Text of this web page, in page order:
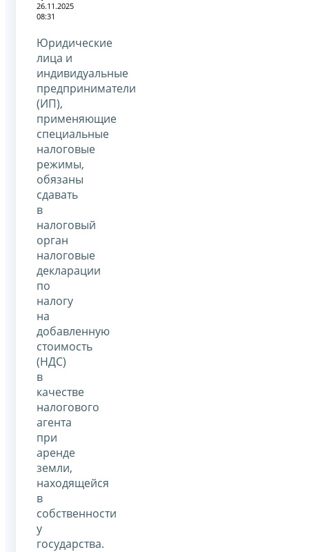
26.11.2025
08:31
Юридические
лица и
индивидуальные
предприниматели
(ИП),
применяющие
специальные
налоговые
режимы,
обязаны
сдавать
в
налоговый
орган
налоговые
декларации
по
налогу
на
добавленную
стоимость
(НДС)
в
качестве
налогового
агента
при
аренде
земли,
находящейся
в
собственности
у
государства.